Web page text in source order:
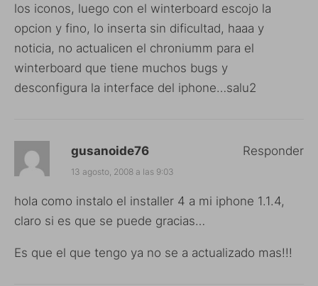
los iconos, luego con el winterboard escojo la
opcion y fino, lo inserta sin dificultad, haaa y
noticia, no actualicen el chroniumm para el
winterboard que tiene muchos bugs y
desconfigura la interface del iphone…salu2
gusanoide76
13 agosto, 2008 a las 9:03
hola como instalo el installer 4 a mi iphone 1.1.4,
claro si es que se puede gracias…
Es que el que tengo ya no se a actualizado mas!!!
Responder